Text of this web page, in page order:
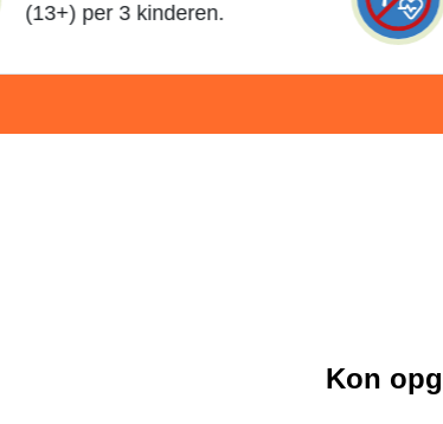
(13+) per 3 kinderen.